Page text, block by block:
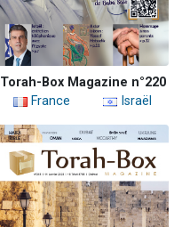
Torah-Box Magazine n°220
France
Israël